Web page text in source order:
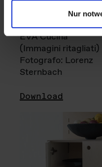
Nur
EVA Cucina
(Immagini ritagliati)
Fotografo: Lorenz
Sternbach
Download